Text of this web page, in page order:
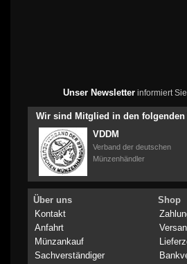
Unser Newsletterinformiert
Wir sind Mitglied in den
VDDM
Verband der deutschen
Münzenhändler
Über uns
Kontakt
Anfahrt
Münzankauf
Sachverständiger
Shop